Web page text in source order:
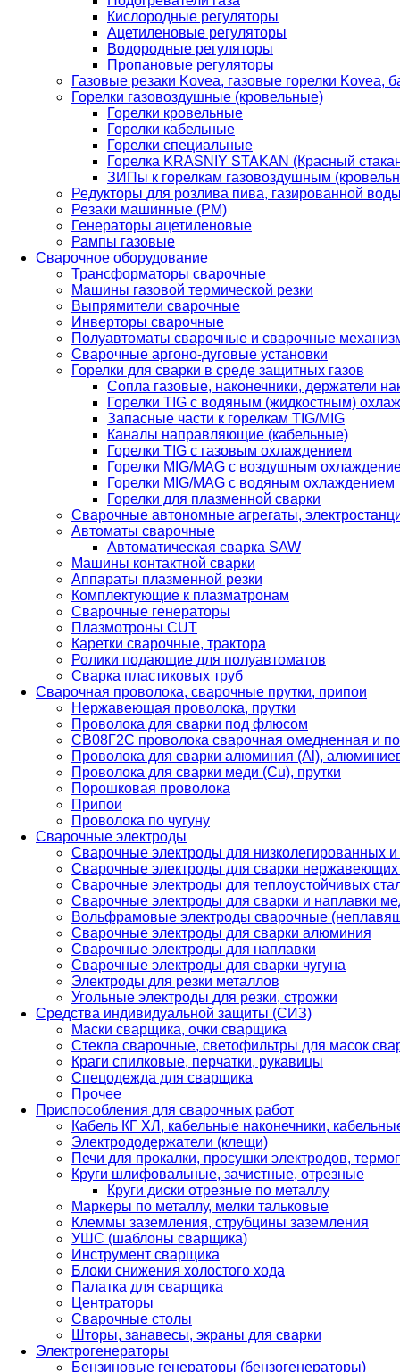
Кислородные регуляторы
Ацетиленовые регуляторы
Водородные регуляторы
Пропановые регуляторы
Газовые резаки Kovea, газовые горелки Kovea,
Горелки газовоздушные (кровельные)
Горелки кровельные
Горелки кабельные
Горелки специальные
Горелка KRASNIY STAKAN (Красный
ЗИПы к горелкам газовоздушным
Редукторы для розлива пива, газированной
Резаки машинные (РМ)
Генераторы ацетиленовые
Рампы газовые
Сварочное оборудование
Трансформаторы сварочные
Машины газовой термической резки
Выпрямители сварочные
Инверторы сварочные
Полуавтоматы сварочные и сварочные
Сварочные аргоно-дуговые установки
Горелки для сварки в среде защитных газов
Сопла газовые, наконечники, держатели
Горелки TIG с водяным (жидкостным)
Запасные части к горелкам TIG/MIG
Каналы направляющие (кабельные)
Горелки TIG с газовым охлаждением
Горелки MIG/MAG с воздушным
Горелки MIG/MAG с водяным охлаждением
Горелки для плазменной сварки
Сварочные автономные агрегаты,
Автоматы сварочные
Автоматическая сварка SAW
Машины контактной сварки
Аппараты плазменной резки
Комплектующие к плазматронам
Сварочные генераторы
Плазмотроны CUT
Каретки сварочные, трактора
Ролики подающие для полуавтоматов
Сварка пластиковых труб
Сварочная проволока, сварочные прутки, припои
Нержавеющая проволока, прутки
Проволока для сварки под флюсом
СВ08Г2С проволока сварочная омедненная и
Проволока для сварки алюминия (Al),
Проволока для сварки меди (Cu), прутки
Порошковая проволока
Припои
Проволока по чугуну
Сварочные электроды
Сварочные электроды для низколегированных и
Сварочные электроды для сварки
Сварочные электроды для теплоустойчивых
Сварочные электроды для сварки и наплавки
Вольфрамовые электроды сварочные
Сварочные электроды для сварки алюминия
Сварочные электроды для наплавки
Сварочные электроды для сварки чугуна
Электроды для резки металлов
Угольные электроды для резки, строжки
Средства индивидуальной защиты (СИЗ)
Маски сварщика, очки сварщика
Стекла сварочные, светофильтры для масок
Краги спилковые, перчатки, рукавицы
Спецодежда для сварщика
Прочее
Приспособления для сварочных работ
Кабель КГ ХЛ, кабельные наконечники,
Электрододержатели (клещи)
Печи для прокалки, просушки электродов,
Круги шлифовальные, зачистные, отрезные
Круги диски отрезные по металлу
Маркеры по металлу, мелки тальковые
Клеммы заземления, струбцины заземления
УШС (шаблоны сварщика)
Инструмент сварщика
Блоки снижения холостого хода
Палатка для сварщика
Центраторы
Сварочные столы
Шторы, занавесы, экраны для сварки
Электрогенераторы
Бензиновые генераторы (бензогенераторы)